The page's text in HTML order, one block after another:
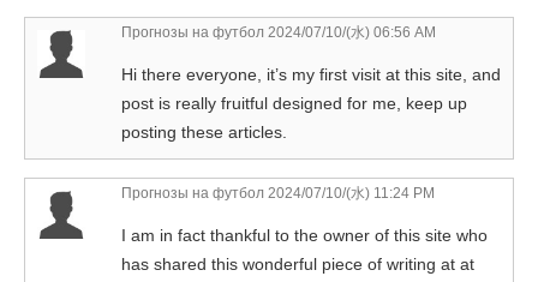
Прогнозы на футбол 2024/07/10/(水) 06:56 AM
Hi there everyone, it’s my first visit at this site, and
post is really fruitful designed for me, keep up
posting these articles.
Прогнозы на футбол 2024/07/10/(水) 11:24 PM
I am in fact thankful to the owner of this site who
has shared this wonderful piece of writing at at